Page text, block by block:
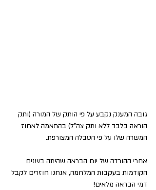
גובה המענק נקבע על פי הותק של המורה (ותק
הוראה בלבד ללא ותק צה"ל) בהתאמה לאחוז
המשרה שלו על פי הטבלה המצורפת.
אחרי ההורדה של יום הבראה שהיתה בשנים
הקודמות בעקבות המלחמה, אנחנו חוזרים לקבל
דמי הבראה מלאים!